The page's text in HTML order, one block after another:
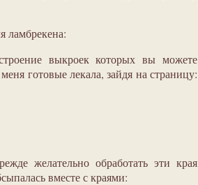
ламбрекена:
выкроек которых вы можете
готовые лекала, зайдя на страницу:
желательно обработать эти края
вместе с краями: